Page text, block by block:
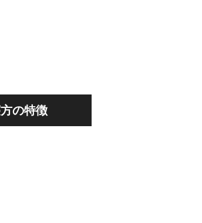
の特徴